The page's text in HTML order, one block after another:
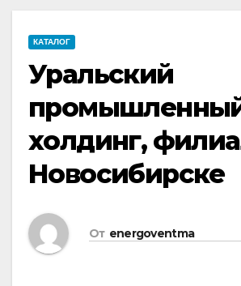
КАТАЛОГ
Уральский
холдинг,
Новосибирске
От energoventma